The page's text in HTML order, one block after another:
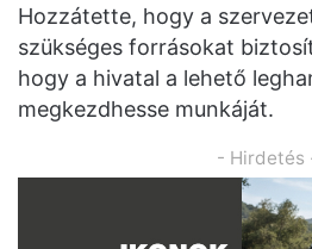
Hozzátette, hogy a
szükséges forrásokat
hogy a hivatal a lehető
megkezdhesse munkáját.
- Hirdetés